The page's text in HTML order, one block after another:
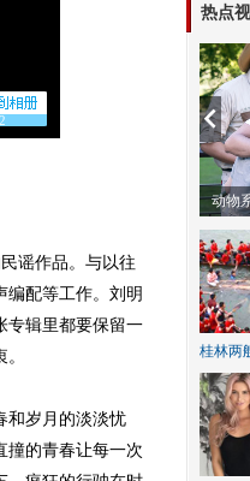
2
谣作品。与以往
编配等工作。刘明
专辑里都要保留一
岁月的淡淡忧
撞的青春让每一次
热点
动物
桂林两